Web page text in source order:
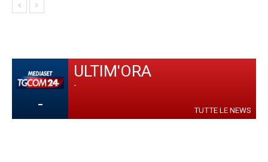
-
ULTIM'ORA
-
TUTTE LE NEWS